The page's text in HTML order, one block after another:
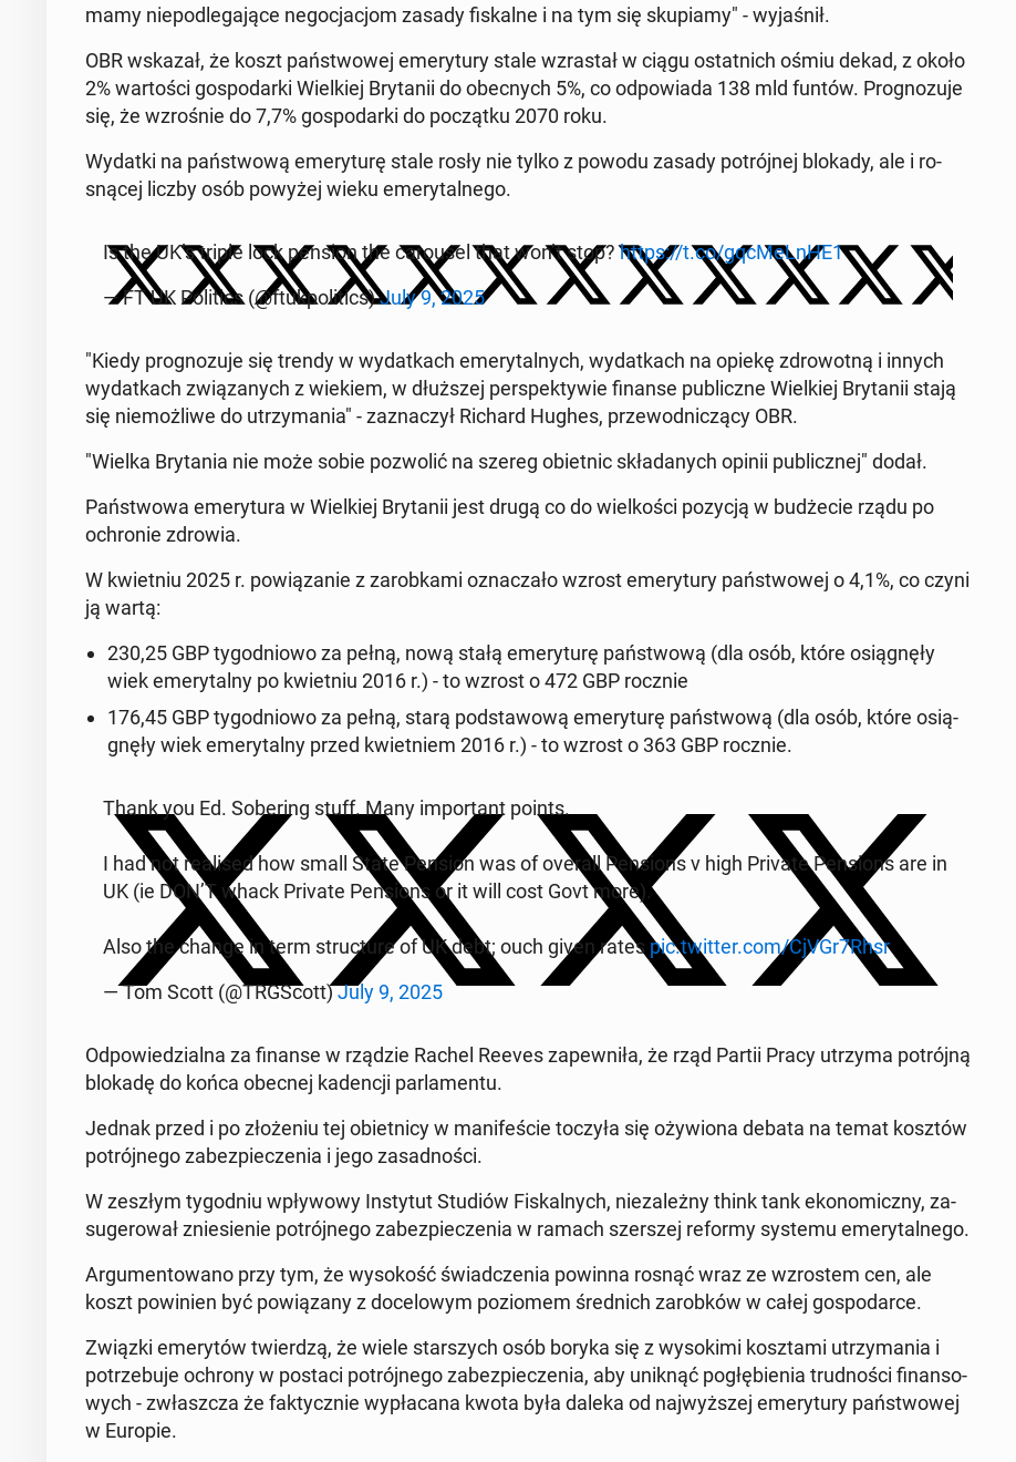
mamy nie­pod­le­ga­ją­ce ne­go­cja­cjom zasady fi­skal­ne i na tym się sku­pia­my" - wy­ja­śnił.
OBR wskazał, że koszt pań­stwo­wej eme­ry­tu­ry stale wzra­stał w ciągu ostat­nich ośmiu dekad, z około
2% war­to­ści go­spo­dar­ki Wiel­kiej Bry­ta­nii do obec­nych 5%, co od­po­wia­da 138 mld funtów. Pro­gno­zu­je
się, że wzro­śnie do 7,7% go­spo­dar­ki do po­cząt­ku 2070 roku.
Wydatki na pań­stwo­wą eme­ry­tu­rę stale rosły nie tylko z powodu zasady po­trój­nej blokady, ale i ro­
sną­cej liczby osób powyżej wieku eme­ry­tal­ne­go.
Is the UK’s triple lock pension the ca­ro­usel that won’t stop?https://t.co/gqc­MeLn­HE1
— FT UK Po­li­tics (@ftuk­po­li­tics)July 9, 2025
"Kiedy pro­gno­zu­je się trendy w wy­dat­kach eme­ry­tal­nych, wy­dat­kach na opiekę zdro­wot­ną i innych
wy­dat­kach zwią­za­nych z wiekiem, w dłuż­szej per­spek­ty­wie finanse pu­blicz­ne Wiel­kiej Bry­ta­nii stają
się nie­moż­li­we do utrzy­ma­nia" - za­zna­czył Richard Hughes, prze­wod­ni­czą­cy OBR.
"Wielka Bry­ta­nia nie może sobie po­zwo­lić na szereg obiet­nic skła­da­nych opinii pu­blicz­nej" dodał.
Pań­stwo­wa eme­ry­tu­ra w Wiel­kiej Bry­ta­nii jest drugą co do wiel­ko­ści pozycją w bu­dże­cie rządu po
ochro­nie zdrowia.
W kwiet­niu 2025 r. po­wią­za­nie z za­rob­ka­mi ozna­cza­ło wzrost eme­ry­tu­ry pań­stwo­wej o 4,1%, co czyni
ją wartą:
230,25 GBP ty­go­dnio­wo za pełną, nową stałą eme­ry­tu­rę pań­stwo­wą (dla osób, które osią­gnę­ły
wiek eme­ry­tal­ny po kwiet­niu 2016 r.) - to wzrost o 472 GBP rocznie
176,45 GBP ty­go­dnio­wo za pełną, starą pod­sta­wo­wą eme­ry­tu­rę pań­stwo­wą (dla osób, które osią­
gnę­ły wiek eme­ry­tal­ny przed kwiet­niem 2016 r.) - to wzrost o 363 GBP rocznie.
Thank you Ed. So­be­ring stuff. Many im­por­tant points.
I had not re­ali­sed how small State Pension was of overall Pen­sions v high Private Pen­sions are in
UK (ie DON’T whack Private Pen­sions or it will cost Govt more).
Also the change in term struc­tu­re of UK debt; ouch given rates pic.twitter.com/CjVGr7Rhsr
— Tom Scott (@TRG­Scott)July 9, 2025
Od­po­wie­dzial­na za finanse w rządzie Rachel Reeves za­pew­ni­ła, że ​​rząd Partii Pracy utrzyma po­trój­ną
blokadę do końca obecnej ka­den­cji par­la­men­tu.
Jednak przed i po zło­że­niu tej obiet­ni­cy w ma­ni­fe­ście toczyła się oży­wio­na debata na temat kosztów
po­trój­ne­go za­bez­pie­cze­nia i jego za­sad­no­ści.
W zeszłym ty­go­dniu wpły­wo­wy In­sty­tut Studiów Fi­skal­nych, nie­za­leż­ny think tank eko­no­micz­ny, za­
su­ge­ro­wał znie­sie­nie po­trój­ne­go za­bez­pie­cze­nia w ramach szer­szej reformy systemu eme­ry­tal­ne­go.
Ar­gu­men­to­wa­no przy tym, że wy­so­kość świad­cze­nia powinna rosnąć wraz ze wzro­stem cen, ale
koszt po­wi­nien być po­wią­za­ny z do­ce­lo­wym po­zio­mem śred­nich za­rob­ków w całej go­spo­dar­ce.
Związki eme­ry­tów twier­dzą, że wiele star­szych osób boryka się z wy­so­ki­mi kosz­ta­mi utrzy­ma­nia i
po­trze­bu­je ochrony w postaci po­trój­ne­go za­bez­pie­cze­nia, aby uniknąć po­głę­bie­nia trud­no­ści fi­nan­so­
wych - zwłasz­cza że fak­tycz­nie wy­pła­ca­na kwota była daleka od naj­wyż­szej eme­ry­tu­ry pań­stwo­wej
w Europie.